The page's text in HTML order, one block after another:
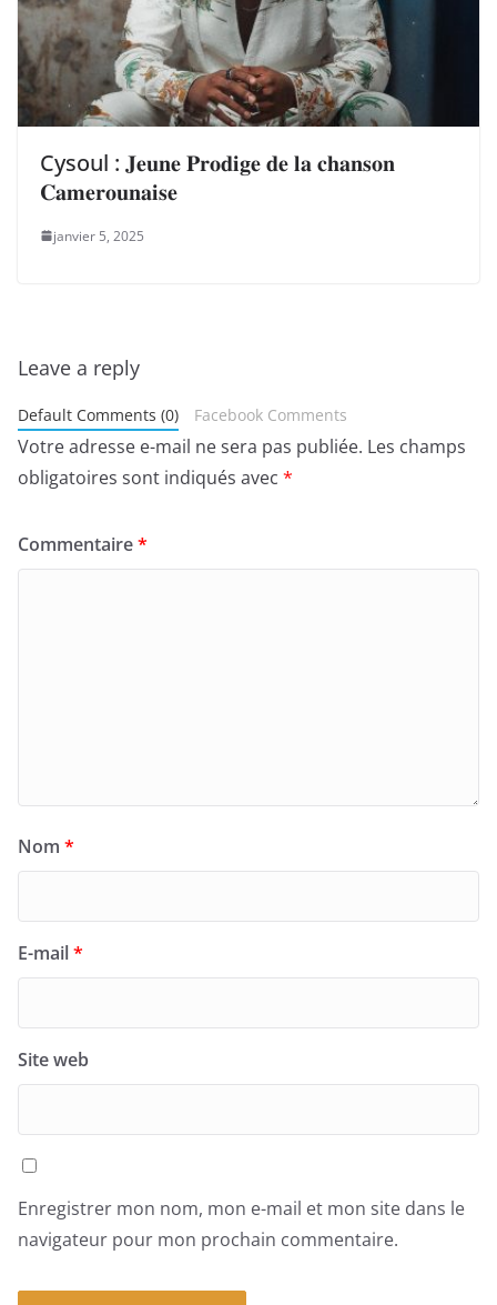
Cysoul : 𝐉𝐞𝐮𝐧𝐞 𝐏𝐫𝐨𝐝𝐢𝐠𝐞 𝐝𝐞 𝐥𝐚 𝐜𝐡𝐚𝐧𝐬𝐨𝐧
𝐂𝐚𝐦𝐞𝐫𝐨𝐮𝐧𝐚𝐢𝐬𝐞
janvier 5, 2025
Leave a reply
Default Comments (0) Facebook Comments
Votre adresse e-mail ne sera pas publiée. Les champs
obligatoires sont indiqués avec *
Commentaire*
Nom *
E-mail*
Site web
Enregistrer mon nom, mon e-mail et mon site dans le
navigateur pour mon prochain commentaire.